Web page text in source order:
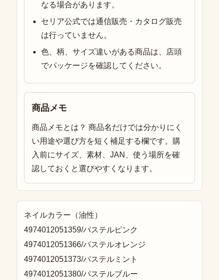
なる場合があります。
セリア公式では通信販売・カタログ販売
は行っていません。
色、柄、サイズ違いがある商品は、店頭
でパッケージを確認してください。
商品メモ
商品メモとは？ 商品名だけでは分かりにく
い用途や選び方を短く補足する欄です。購
入前にサイズ、素材、JAN、使う場所を確
認しておくと選びやすくなります。
ネイルカラー（油性）
4974012051359/パステルピンク
4974012051366/パステルオレンジ
4974012051373/パステルミント
4974012051380/パステルブルー